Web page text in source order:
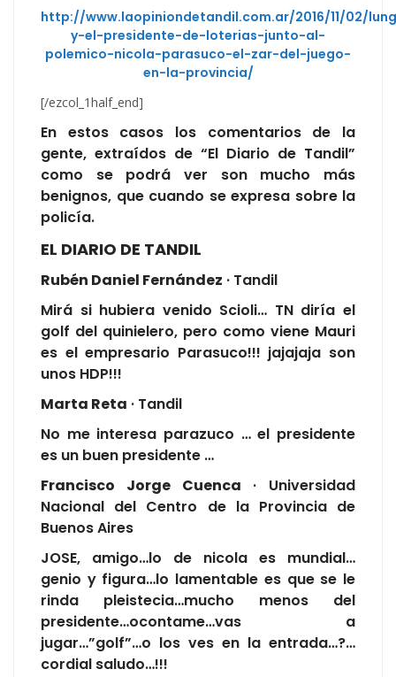
http://www.laopiniondetandil.com.ar/2016/11/02/
y-el-presidente-de-loterias-junto-al-
polemico-nicola-parasuco-el-zar-del-juego-
en-la-provincia/
[/ezcol_1half_end]
En estos casos los comentarios de la
gente, extraídos de “El Diario de Tandil”
como se podrá ver son mucho más
benignos, que cuando se expresa sobre la
policía.
EL DIARIO DE TANDIL
Rubén Daniel Fernández · Tandil
Mirá si hubiera venido Scioli… TN diría el
golf del quinielero, pero como viene Mauri
es el empresario Parasuco!!! jajajaja son
unos HDP!!!
Marta Reta · Tandil
No me interesa parazuco … el presidente
es un buen presidente …
Francisco Jorge Cuenca · Universidad
Nacional del Centro de la Provincia de
Buenos Aires
JOSE, amigo…lo de nicola es mundial…
genio y figura…lo lamentable es que se le
rinda pleistecia…mucho menos del
presidente…ocontame…vas a
jugar…”golf”…o los ves en la entrada…?…
cordial saludo…!!!